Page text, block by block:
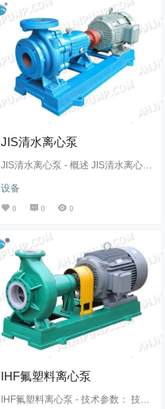
径向静机封密封结构，能适应各种
工况。 FMB-JNS耐磨耐腐砂浆泵特
别适合输送酸、碱性清液或料浆;冶
炼行业各种腐蚀性矿浆;各种有机
酸，强氧化剂，环保行业各类污水
等，应用范围十分广泛。 安徽江南
有限公…
JIS清水离心泵
JIS清水离心泵 - 概述 JIS清水离心泵
心泵，又称清水离心泵，是全国联
合设计的节能泵，根据国际标准ISO
2858所规定的性能和尺寸设计，其
我国推广的节能泵类产品之一。本
泵结构简洁，性能可靠，体积小，
重量轻，抗汽蚀性能好，电耗低，
使用维修方便。 JIS清水泵优点有：
全系列水力模型先进，整体结构布
局合理，用户选择范围宽，检修方
便;效率…
设备
0 0 0
IHF氟塑料离心泵
IHF氟塑料离心泵 - 技术参数： 技术